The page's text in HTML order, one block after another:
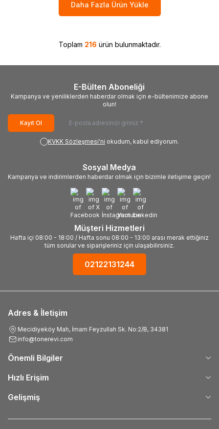
Daha Fazla Ürün Yükle
Toplam 216 ürün bulunmaktadır.
E-Bülten Aboneliği
Kampanya ve yeniliklerden haberdar olmak için e-bültenimize abone
olun!
Kayıt Ol
KVKK Sözleşmesi'ni okudum, kabul ediyorum.
Sosyal Medya
Kampanya ve indirimlerden haberdar olmak için bizimle iletişime geçin!
Müşteri Hizmetleri
Hafta içi 08:00 - 18:00 / Hafta sonu 08:00 - 13:00 arası merak ettiğiniz
tüm sorular ve siparişleriniz için ulaşabilirsiniz.
02122131244
Adres & İletişim
Mecidiyeköy Mah, İmam Feyzullah Sk. No:2/B, 34381
info@tonerevi.com
Önemli Bilgiler
Hızlı Erişim
Gelişmiş